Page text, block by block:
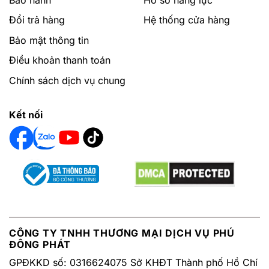
Phú Đông Phát tự hào là nhà cung cấp bếp gas TEKA
hàng đầu tại Việt Nam, giá tốt, dịch vụ hậu mãi cao.
phudongphat.vnluôn sẵn sàng phục vụ quý khách
24/7.
Địa chỉ: 125 Nguyễn Thị Nhuần, Phường An Phú Đông,
Quận 12, TPHCM
Email: phudongphat.npp@gmail.com
Hotline/Zalo:0919.31.8587 –0937.678.139
HÃY GỌI 0 9 1 9 3 1 8 5 8 7ĐỂ NHẬN ƯU ĐÃI NHÉ!
Đổi trả hàng
Bảo mật thông tin
Điều khoản thanh toán
Chính sách dịch vụ chung
Hệ thống cửa hàng
Kết nối
CÔNG TY TNHH THƯƠNG MẠI DỊCH VỤ PHÚ
ĐÔNG PHÁT
GPĐKKD số: 0316624075 Sở KHĐT Thành phố Hồ Chí